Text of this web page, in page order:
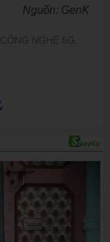
Nguồn: GenK
CÔNG NGHỆ 5G,